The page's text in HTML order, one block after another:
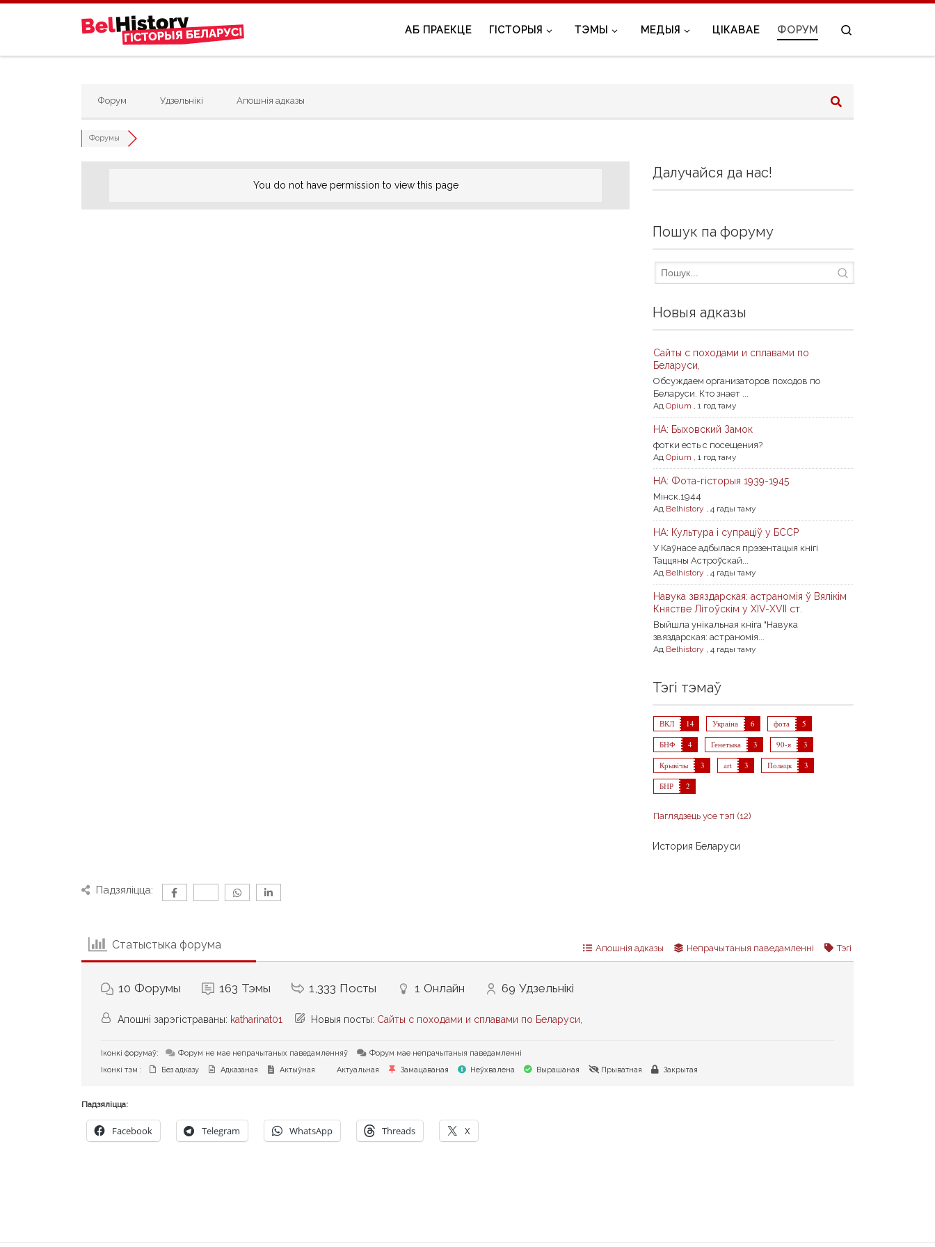
Skip to content
АБ ПРАЕКЦЕ ГІСТОРЫЯ ТЭМЫ МЕДЫЯ ЦІКАВАЕ ФОРУМ
Форум Удзельнікі Апошнія адказы
Форумы
You do not have permission to view this page
Далучайся да нас!
Пошук па форуму
Новыя адказы
Сайты с походами и сплавами по
Беларуси,
Обсуждаем организаторов походов по
Беларуси. Кто знает ...
АдOpium ,1 год таму
НА: Быховский Замок
фотки есть с посещения?
АдOpium ,1 год таму
НА: Фота-гісторыя 1939-1945
Мiнск.1944
Ад Belhistory ,4 гады таму
НА: Культура і супраціў у БССР
У Каўнасе адбылася прэзентацыя кнігі
Таццяны Астроўскай...
Ад Belhistory ,4 гады таму
Навука звяздарская: астраномія ў Вялікім
Княстве Літоўскім у XIV-XVII ст.
Выйшла унікальная кніга "Навука
звяздарская: астраномія...
Ад Belhistory ,4 гады таму
Тэгі тэмаў
ВКЛ 14 Украіна 6 фота
5
БНФ
4 Генетыка 3 90-я
3
Крывічы
3 art 3 Полацк
3
БНР
2
Паглядзець усе тэгі (12)
История Беларуси
Падзяліцца:
Статыстыка форума Апошнія адказы Непрачытаныя паведамленні Тэгі
10 Форумы 163 Тэмы 1,333 Посты 1 Онлайн 69 Удзельнікі
Апошні зарэгістраваны: katharinat01 Новыя посты: Сайты с походами и сплавами по Беларуси,
Іконкі форумаў: Форум не мае непрачытаных паведамленняў
Форум мае непрачытаныя паведамленні
Іконкі тэм :
Без адказу Адказаная Актыўная Актуальная Замацаваная Неўхвалена Вырашаная Прыватная Закрытая
Падзяліцца:
Facebook Telegram WhatsApp Threads X